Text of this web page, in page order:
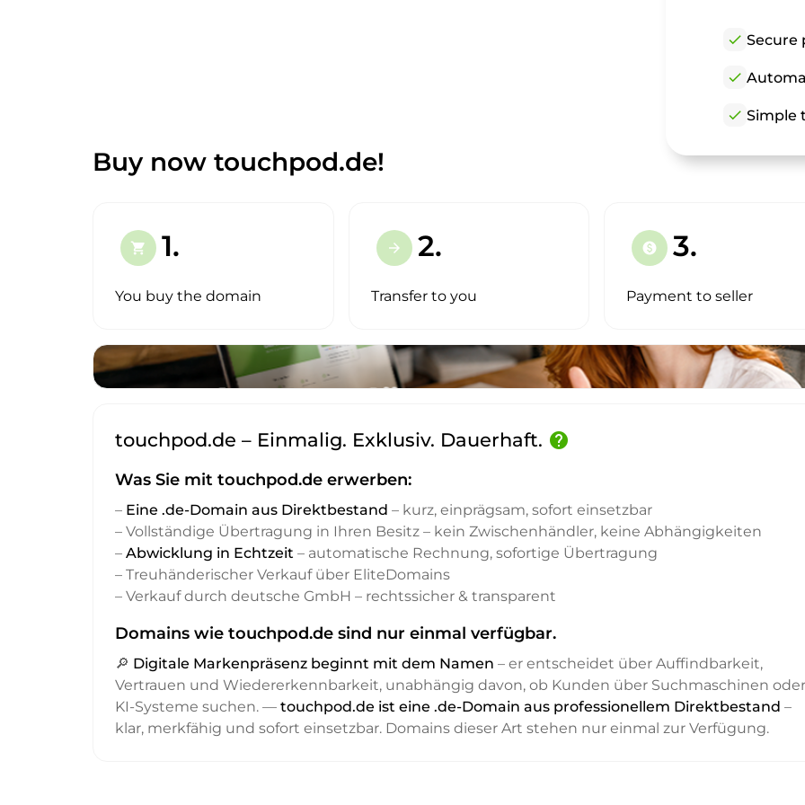
check Secure
check
check Simple
Buy now touchpod.de!
shopping_cart 1.
You buy the domain
arrow_forward 2.
Transfer to you
paid 3.
Payment to seller
touchpod.de – Einmalig. Exklusiv. Dauerhaft. help
Was Sie mit touchpod.de erwerben:
– Eine .de-Domain aus Direktbestand – kurz, einprägsam, sofort einsetzbar
– Vollständige Übertragung in Ihren Besitz – kein Zwischenhändler, keine Abhängigkeiten
– Abwicklung in Echtzeit – automatische Rechnung, sofortige Übertragung
– Treuhänderischer Verkauf über EliteDomains
– Verkauf durch deutsche GmbH – rechtssicher & transparent
Domains wie touchpod.de sind nur einmal verfügbar.
🔎 Digitale Markenpräsenz beginnt mit dem Namen – er entscheidet über Auffindbarkeit,
Vertrauen und Wiedererkennbarkeit, unabhängig davon, ob Kunden über Suchmaschinen oder
KI-Systeme suchen. — touchpod.de ist eine .de-Domain aus professionellem Direktbestand –
klar, merkfähig und sofort einsetzbar. Domains dieser Art stehen nur einmal zur Verfügung.